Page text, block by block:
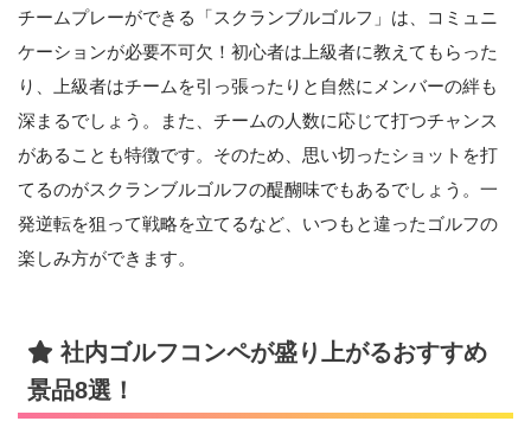
チームプレーができる「スクランブルゴルフ」は、コミュニ
ケーションが必要不可欠！初心者は上級者に教えてもらった
り、上級者はチームを引っ張ったりと自然にメンバーの絆も
深まるでしょう。また、チームの人数に応じて打つチャンス
があることも特徴です。そのため、思い切ったショットを打
てるのがスクランブルゴルフの醍醐味でもあるでしょう。一
発逆転を狙って戦略を立てるなど、いつもと違ったゴルフの
楽しみ方ができます。
社内ゴルフコンペが盛り上がるおすすめ
景品8選！